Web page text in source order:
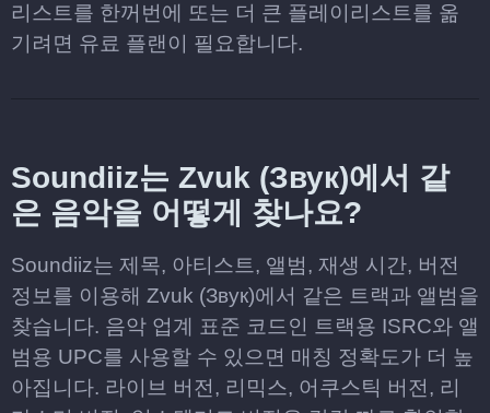
리스트를 한꺼번에 또는 더 큰 플레이리스트를 옮
기려면 유료 플랜이 필요합니다.
Soundiiz는 Zvuk (Звук)에서 같
은 음악을 어떻게 찾나요?
Soundiiz는 제목, 아티스트, 앨범, 재생 시간, 버전
정보를 이용해 Zvuk (Звук)에서 같은 트랙과 앨범을
찾습니다. 음악 업계 표준 코드인 트랙용 ISRC와 앨
범용 UPC를 사용할 수 있으면 매칭 정확도가 더 높
아집니다. 라이브 버전, 리믹스, 어쿠스틱 버전, 리